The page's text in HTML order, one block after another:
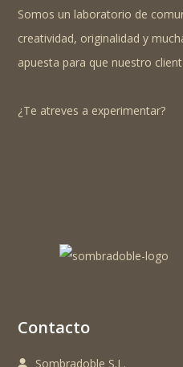
Somos un laboratorio de
creatividad, originalidad y
apuesta para que nuestro
¿Te atreves a experimentar?
Contacto
Sombradoble S.L.